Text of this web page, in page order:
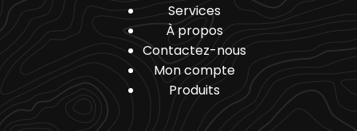
Services
À propos
Contactez-nous
Mon compte
Produits